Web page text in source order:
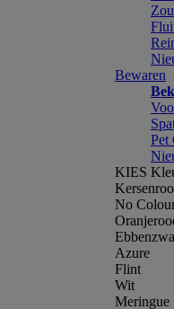
Bewaren
Pet
KIES
No
Azure
Flint
Wit
Meringue